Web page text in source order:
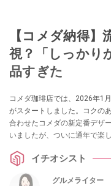
【コメダ納得
視？「しっかり
品すぎた
コメダ珈琲店では、2026年1
がスタートしました。コクの
合わせたコメダの新定番デザ
いましたが、ついに通年で楽
イチオシスト
グルメライター